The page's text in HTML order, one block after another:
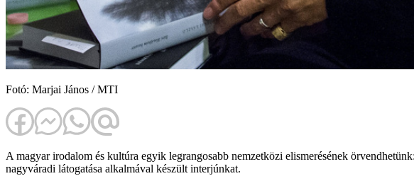
Fotó: Marjai János / MTI
A magyar irodalom és kultúra egyik legrangosabb nemzetközi elismerésének
nagyváradi látogatása alkalmával készült interjúnkat.